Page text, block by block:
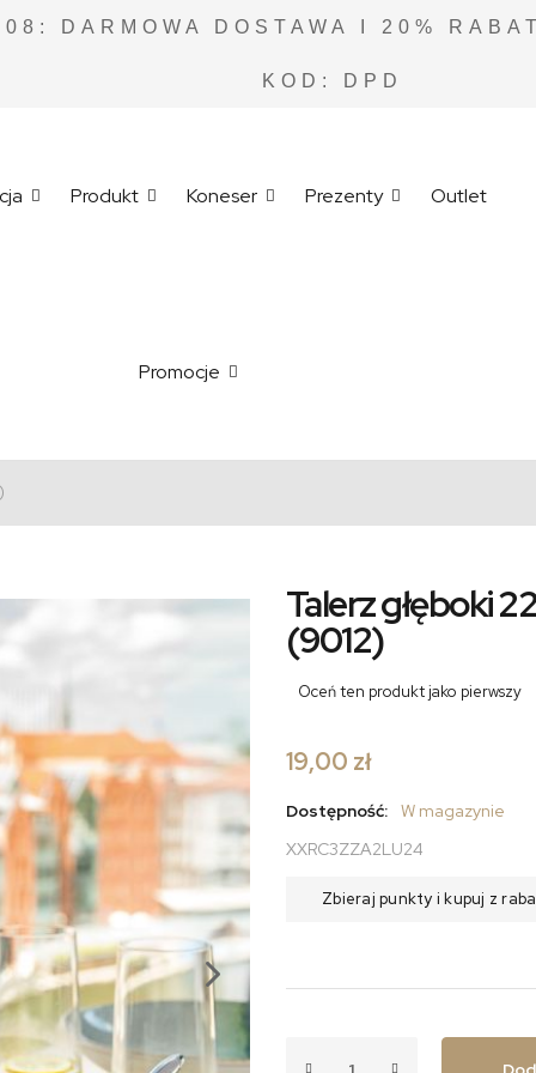
DARMOWA DOSTAWA I 20%
KOD: DPD
Produkt Koneser Prezenty Outlet
Promocje
Talerz głęboki
(9012)
Oceń ten produkt jako pierwszy
19,00 zł
Dostępność:
W magazynie
XXRC3ZZA2LU24
Zbieraj punkty i kupuj z